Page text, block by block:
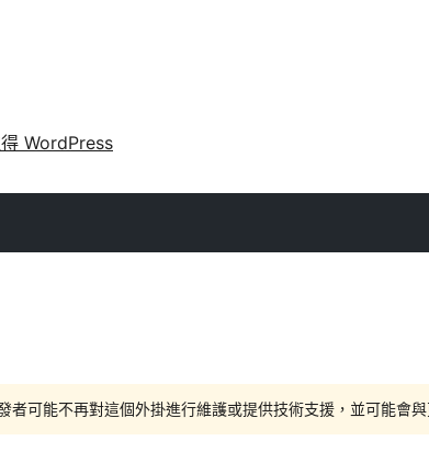
WordPress
者可能不再對這個外掛進行維護或提供技術支援，並可能會